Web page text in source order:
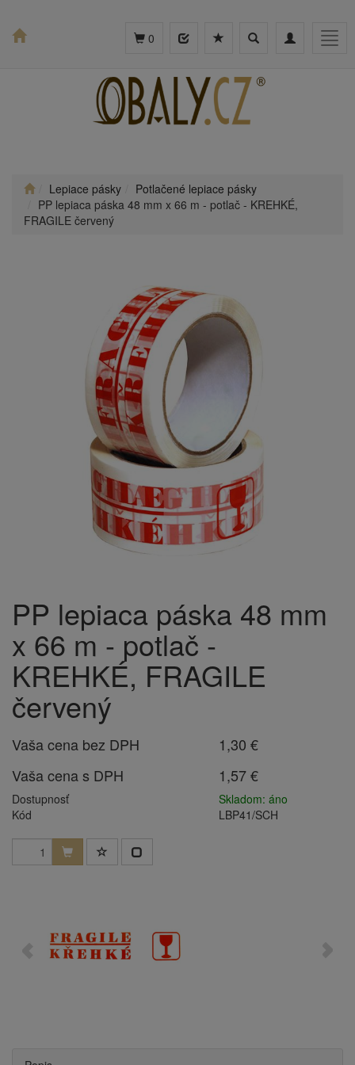
Toggle
Toggle
0
Lepiace pásky
Potlačené lepiace pásky
PP lepiaca páska 48 mm x 66 m - potlač - KREHKÉ,
FRAGILE červený
PP lepiaca páska 48 mm
x 66 m - potlač -
KREHKÉ, FRAGILE
červený
Vaša cena bez DPH
1,30 €
Vaša cena s DPH
1,57 €
Dostupnosť
Skladom: áno
Kód
LBP41/SCH